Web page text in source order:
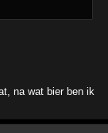
na wat bier ben ik